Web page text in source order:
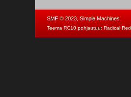
SMF © 2023, Simple Machines
Teema RC10 pohjautuu: Radical Red